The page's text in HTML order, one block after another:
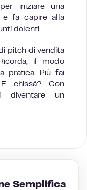
iniziare una
e fa capire alla
dolenti.
pitch di vendita
il modo
pratica. Più fai
chissà? Con
diventare un
Semplifica